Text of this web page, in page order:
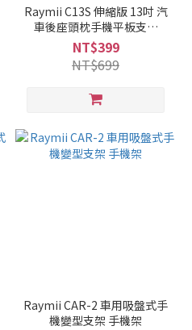
Raymii C13S 伸縮版 13吋 汽
車後座頭枕手機平板支架
iPad Pro SWITCH可用
NT$399
NT$699
Raymii CAR-2 車用吸盤式手
機變型支架 手機架